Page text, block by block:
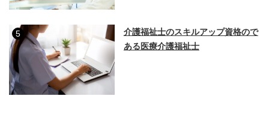
5
介護福祉士のスキルアップ資格ので
ある医療介護福祉士